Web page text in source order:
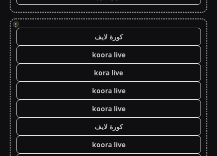
!
كورة لايف
koora live
kora live
koora live
koora live
كورة لايف
koora live